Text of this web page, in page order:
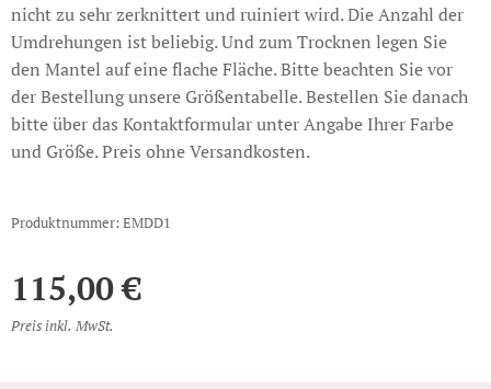
nicht zu sehr zerknittert und ruiniert wird. Die Anzahl der
Umdrehungen ist beliebig. Und zum Trocknen legen Sie
den Mantel auf eine flache Fläche. Bitte beachten Sie vor
der Bestellung unsere Größentabelle. Bestellen Sie danach
bitte über das Kontaktformular unter Angabe Ihrer Farbe
und Größe. Preis ohne Versandkosten.
Produktnummer: EMDD1
115,00€
Preis inkl. MwSt.